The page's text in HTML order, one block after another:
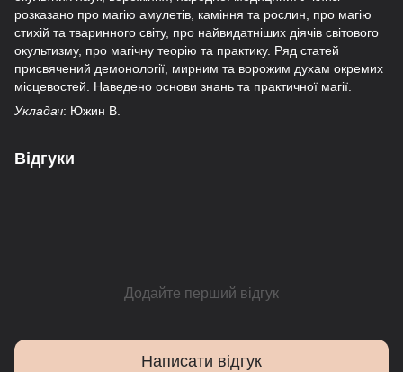
розказано про магію амулетів, каміння та рослин, про магію
стихій та тваринного світу, про найвидатніших діячів світового
окультизму, про магічну теорію та практику. Ряд статей
присвячений демонології, мирним та ворожим духам окремих
місцевостей. Наведено основи знань та практичної магії.
Укладач: Южин В.
Відгуки
Додайте перший відгук
Написати відгук